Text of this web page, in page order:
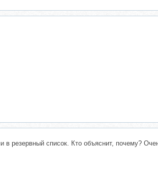
резервный список. Кто объяснит, почему?